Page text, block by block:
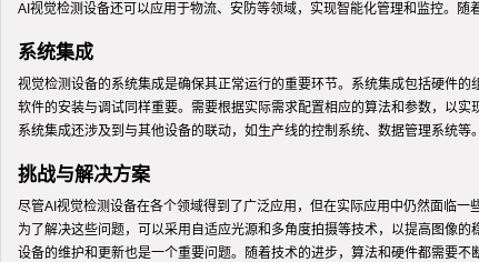
AI视觉检测设备还可以应用于物流、安防等领域，实现智能化管理和监控。随
系统集成
视觉检测设备的系统集成是确保其正常运行的重要环节。系统集成包括硬件
软件的安装与调试同样重要。需要根据实际需求配置相应的算法和参数，以
系统集成还涉及到与其他设备的联动，如生产线的控制系统、数据管理系统
挑战与解决方案
尽管AI视觉检测设备在各个领域得到了广泛应用，但在实际应用中仍然面临
为了解决这些问题，可以采用自适应光源和多角度拍摄等技术，以提高图像
设备的维护和更新也是一个重要问题。随着技术的进步，算法和硬件都需要